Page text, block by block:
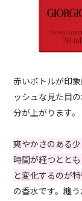
赤いボトルが印
ッシュな見た目
分が上がります。
爽やかさのある
時間が経つとと
と変化するのが
の香水です。纏